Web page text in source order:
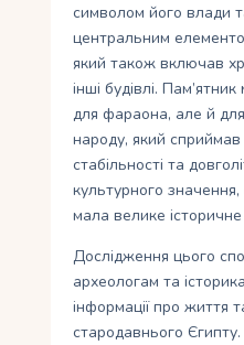
символом його влади
центральним
який також включав
інші будівлі.
для фараона, але й
народу, який
стабільності та
культурного
мала велике
Дослідження цього
археологам та
інформації про життя
стародавнього Єгипту.